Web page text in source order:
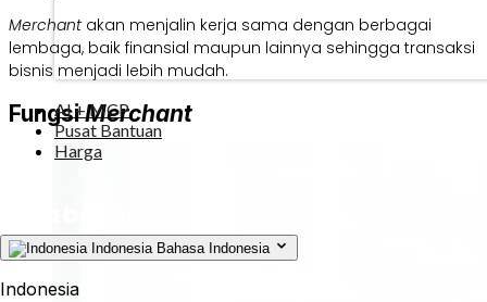
AI + MCP
Pusat Bantuan
Harga
Indonesia Bahasa Indonesia
Indonesia
Merchant akan menjalin kerja sama dengan berbagai
lembaga, baik finansial maupun lainnya sehingga transaksi
bisnis menjadi lebih mudah.
FungsiMerchant